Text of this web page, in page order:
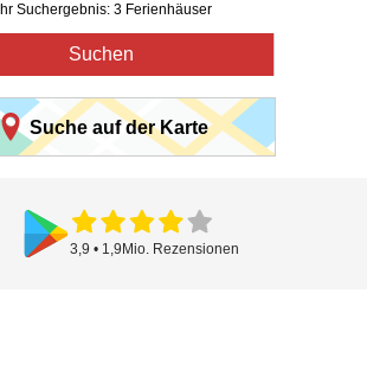
Ihr Suchergebnis: 3 Ferienhäuser
Suchen
Suche auf der Karte